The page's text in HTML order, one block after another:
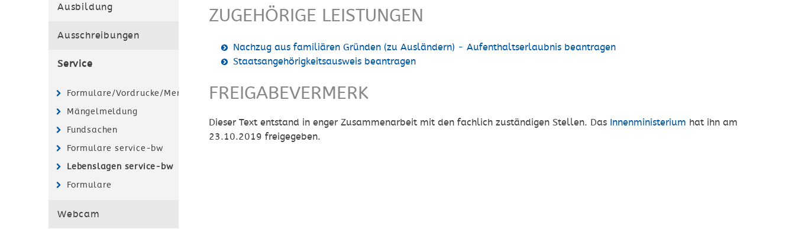
Ausbildung
Ausschreibungen
Service
Formulare/Vordrucke/Merkblätter
Mängelmeldung
Fundsachen
Formulare service-bw
Lebenslagen service-bw
Formulare
Webcam
ZUGEHÖRIGE LEISTUNGEN
Nachzug aus familiären Gründen (zu Ausländern) - Aufenthaltserlaubnis beantragen
Staatsangehörigkeitsausweis beantragen
FREIGABEVERMERK
Dieser Text entstand in enger Zusammenarbeit mit den fachlich zuständigen Stellen. Das Innenministerium hat ihn am
23.10.2019 freigegeben.